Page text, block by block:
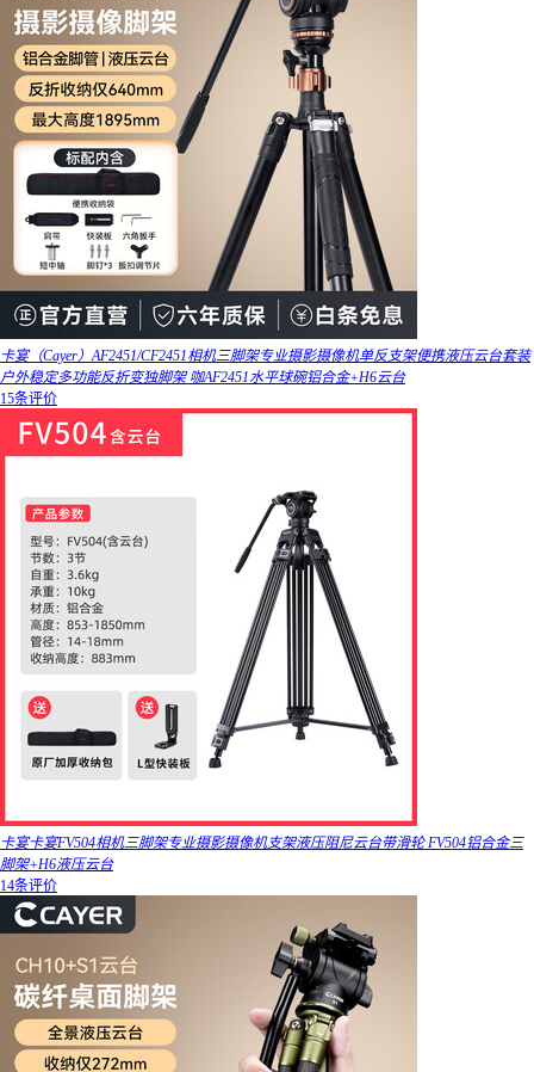
卡宴（Cayer）AF2451/CF2451相机三脚架专业摄影摄像机单反支架便携液压云台套装
户外稳定多功能反折变独脚架 咖AF2451水平球碗铝合金+H6云台
15条评价
卡宴卡宴FV504相机三脚架专业摄影摄像机支架液压阻尼云台带滑轮 FV504铝合金三
脚架+H6液压云台
14条评价